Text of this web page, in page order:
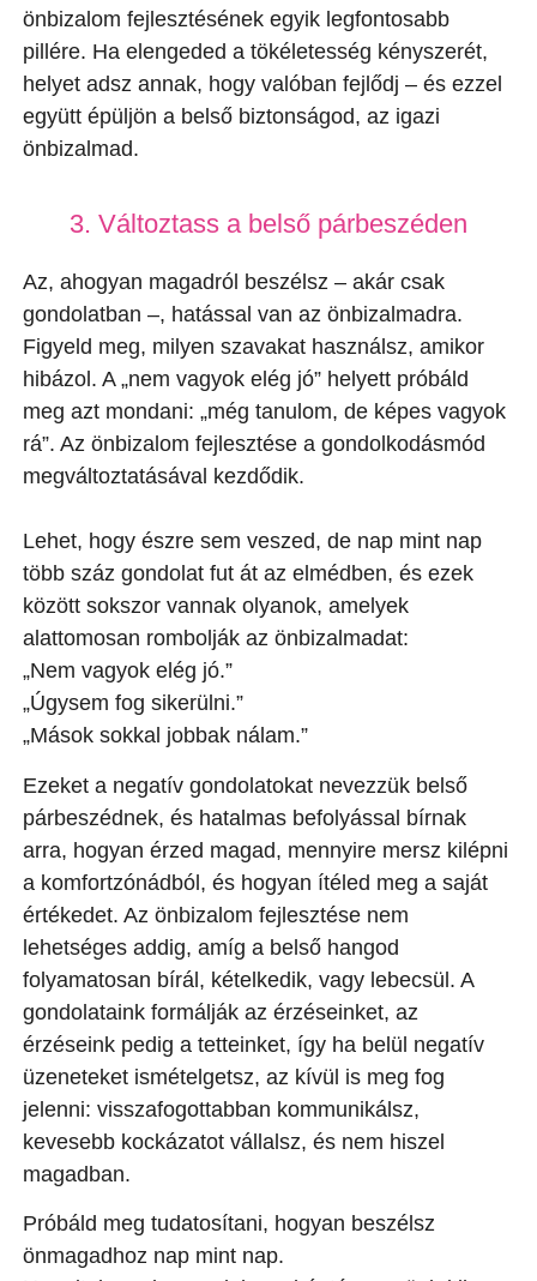
önbizalom fejlesztésének egyik legfontosabb
pillére. Ha elengeded a tökéletesség kényszerét,
helyet adsz annak, hogy valóban fejlődj – és ezzel
együtt épüljön a belső biztonságod, az igazi
önbizalmad.
3. Változtass a belső párbeszéden
Az, ahogyan magadról beszélsz – akár csak
gondolatban –, hatással van az önbizalmadra.
Figyeld meg, milyen szavakat használsz, amikor
hibázol. A „nem vagyok elég jó” helyett próbáld
meg azt mondani: „még tanulom, de képes vagyok
rá”. Az önbizalom fejlesztése a gondolkodásmód
megváltoztatásával kezdődik.
Lehet, hogy észre sem veszed, de nap mint nap
több száz gondolat fut át az elmédben, és ezek
között sokszor vannak olyanok, amelyek
alattomosan rombolják az önbizalmadat:
„Nem vagyok elég jó.”
„Úgysem fog sikerülni.”
„Mások sokkal jobbak nálam.”
Ezeket a negatív gondolatokat nevezzük belső
párbeszédnek, és hatalmas befolyással bírnak
arra, hogyan érzed magad, mennyire mersz kilépni
a komfortzónádból, és hogyan ítéled meg a saját
értékedet. Az önbizalom fejlesztése nem
lehetséges addig, amíg a belső hangod
folyamatosan bírál, kételkedik, vagy lebecsül. A
gondolataink formálják az érzéseinket, az
érzéseink pedig a tetteinket, így ha belül negatív
üzeneteket ismételgetsz, az kívül is meg fog
jelenni: visszafogottabban kommunikálsz,
kevesebb kockázatot vállalsz, és nem hiszel
magadban.
Próbáld meg tudatosítani, hogyan beszélsz
önmagadhoz nap mint nap.